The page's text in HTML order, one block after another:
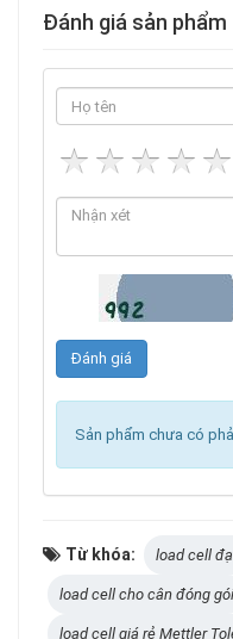
Đánh giá sản phẩm
Sản phẩm chưa có
Từ khóa: load cell
load cell cho cân đóng gói
load cell giá rẻ Mettler